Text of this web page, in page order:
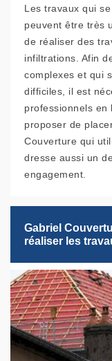
Les travaux qui
peuvent être très
de réaliser des
infiltrations. Afin
complexes et qui
difficiles, il est
professionnels en
proposer de
Couverture qui
dresse aussi un
engagement.
Gabriel
réaliser les